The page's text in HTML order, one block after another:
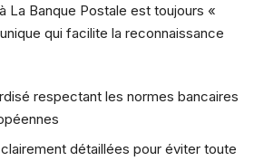
La Banque Postale est toujours «
qui facilite la reconnaissance
respectant les normes bancaires
détaillées pour éviter toute